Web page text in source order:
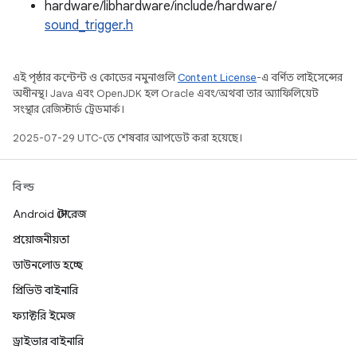
hardware/libhardware/include/hardware/
sound_trigger.h
এই পৃষ্ঠার কন্টেন্ট ও কোডের নমুনাগুলিContent License-এ বর্ণিত লাইসেন্সের
অধীনস্থ। Java এবং OpenJDK হল Oracle এবং/অথবা তার অ্যাফিলিয়েট
সংস্থার রেজিস্টার্ড ট্রেডমার্ক।
2025-07-29 UTC-তে শেষবার আপডেট করা হয়েছে।
বিল্ড
Android স্টোরেজ
প্রয়োজনীয়তা
ডাউনলোড হচ্ছে
প্রিভিউ বাইনারি
ফ্যাক্টরি ইমেজ
ড্রাইভার বাইনারি